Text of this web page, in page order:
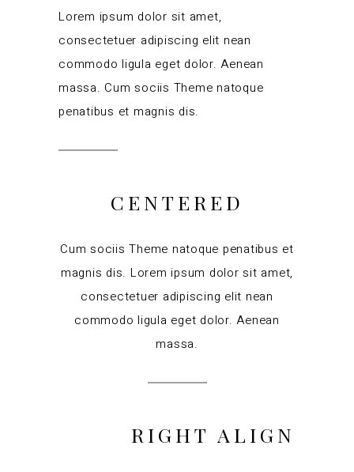
Lorem ipsum dolor sit amet,
consectetuer adipiscing elit nean
commodo ligula eget dolor. Aenean
massa. Cum sociis Theme natoque
penatibus et magnis dis.
CENTERED
Cum sociis Theme natoque penatibus et
magnis dis. Lorem ipsum dolor sit amet,
consectetuer adipiscing elit nean
commodo ligula eget dolor. Aenean
massa.
RIGHT ALIGN